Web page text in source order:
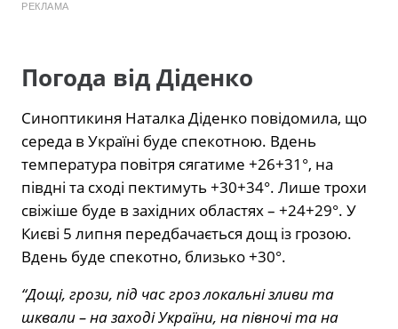
РЕКЛАМА
Погода від Діденко
Синоптикиня Наталка Діденко повідомила, що
середа в Україні буде спекотною. Вдень
температура повітря сягатиме +26+31°, на
півдні та сході пектимуть +30+34°. Лише трохи
свіжіше буде в західних областях – +24+29°. У
Києві 5 липня передбачається дощ із грозою.
Вдень буде спекотно, близько +30°.
“Дощі, грози, під час гроз локальні зливи та
шквали – на заході України, на півночі та на